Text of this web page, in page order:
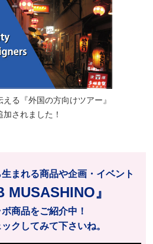
る『外国の方向けツアー』
されました！
まれる商品や企画・イベント
MUSASHINO』
商品をご紹介中！
クしてみて下さいね。